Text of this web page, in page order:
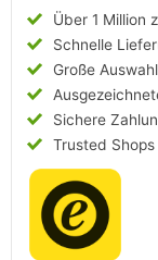
Über 1 Million
Schnelle
Große
Sichere
Trusted Shops